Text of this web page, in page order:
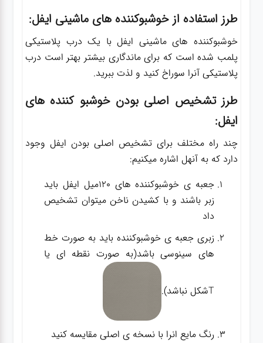
طرز استفاده از خوشبوکننده های ماشینی ایفل:
خوشبوکننده های ماشینی ایفل با یک درب پلاستیکی
پلمب شده است که برای ماندگاری بیشتر بهتر است درب
پلاستیکی آنرا سوراخ کنید و لذت ببرید.
طرز تشخیص اصلی بودن خوشبو کننده های
ایفل:
چند راه مختلف برای تشخیص اصلی بودن ایفل وجود
دارد که به آنهل اشاره میکنیم:
جعبه ی خوشبوکننده های 120میل ایفل باید
زبر باشند و با کشیدن ناخن میتوان تشخیص
داد
زبری جعبه ی خوشبوکننده باید به صورت خط
های سینوسی باشد(به صورت نقطه ای یا
Tشکل نباشد).
رنگ مایع انرا با نسخه ی اصلی مقایسه کنید